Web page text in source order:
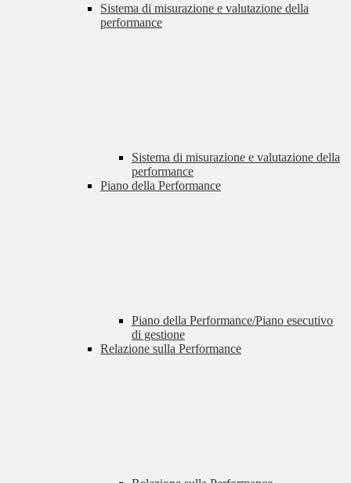
Sistema di misurazione e valutazione della
performance
Sistema di misurazione e valutazione della
performance
Piano della Performance
Piano della Performance/Piano esecutivo
di gestione
Relazione sulla Performance